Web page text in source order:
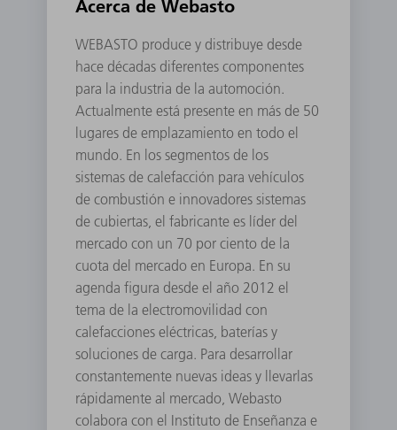
Acerca de Webasto
WEBASTO produce y distribuye desde
hace décadas diferentes componentes
para la industria de la automoción.
Actualmente está presente en más de 50
lugares de emplazamiento en todo el
mundo. En los segmentos de los
sistemas de calefacción para vehículos
de combustión e innovadores sistemas
de cubiertas, el fabricante es líder del
mercado con un 70 por ciento de la
cuota del mercado en Europa. En su
agenda figura desde el año 2012 el
tema de la electromovilidad con
calefacciones eléctricas, baterías y
soluciones de carga. Para desarrollar
constantemente nuevas ideas y llevarlas
rápidamente al mercado, Webasto
colabora con el Instituto de Enseñanza e